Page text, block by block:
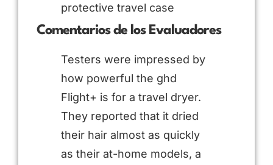
protective travel case
Comentarios de los Evaluadores
Testers were impressed by
how powerful the ghd
Flight+ is for a travel dryer.
They reported that it dried
their hair almost as quickly
as their at-home models, a